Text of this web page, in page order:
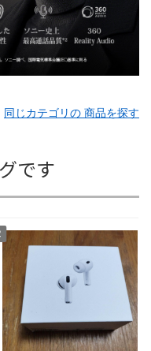
同じカテゴリの 商品を探す
です